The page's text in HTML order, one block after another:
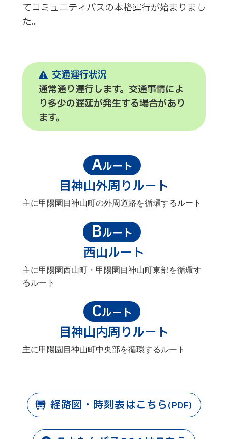
てコミュニティバスの本格運行が始まりまし
た。
交通運行状況
通常通り運行します。交通事情によ
り多少の遅延が発生する場合があり
ます。
Aルート
目神山外周りルート
主に甲陽園目神山町の外周道路を循環するルート
Bルート
西山ルート
主に甲陽園西山町・甲陽園目神山町東部を循環す
るルート
Cルート
目神山内周りルート
主に甲陽園目神山町中央部を循環するルート
経路図・時刻表はこちら(PDF)